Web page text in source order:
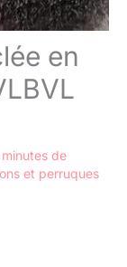
en
de
et perruques